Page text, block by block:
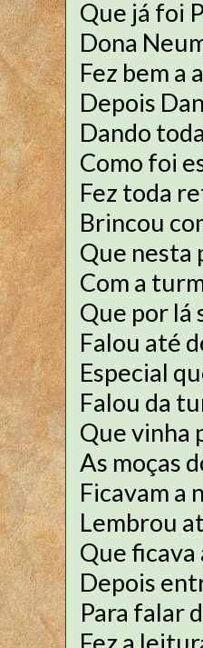
Que já foi
Dona
Fez bem a
Depois
Dando
Como foi
Fez toda
Brincou
Que nesta
Com a
Que por lá
Falou até
Especial
Falou da
Que vinha
As moças
Ficavam a
Lembrou
Que ficava
Depois
Para falar
Fez a